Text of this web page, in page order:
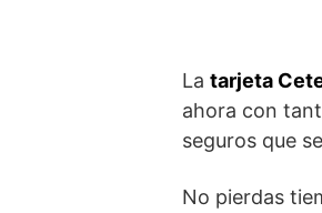
La tarjeta
ahora con
seguros que
No pierdas